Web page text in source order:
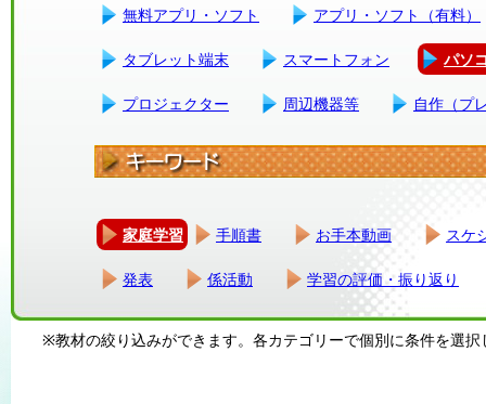
無料アプリ・ソフト アプリ・ソフト（有料）
タブレット端末 スマートフォン パソ
プロジェクター 周辺機器等 自作（プ
家庭学習 手順書 お手本動画 スケ
発表 係活動 学習の評価・振り返り
※教材の絞り込みができます。各カテゴリーで個別に条件を選択